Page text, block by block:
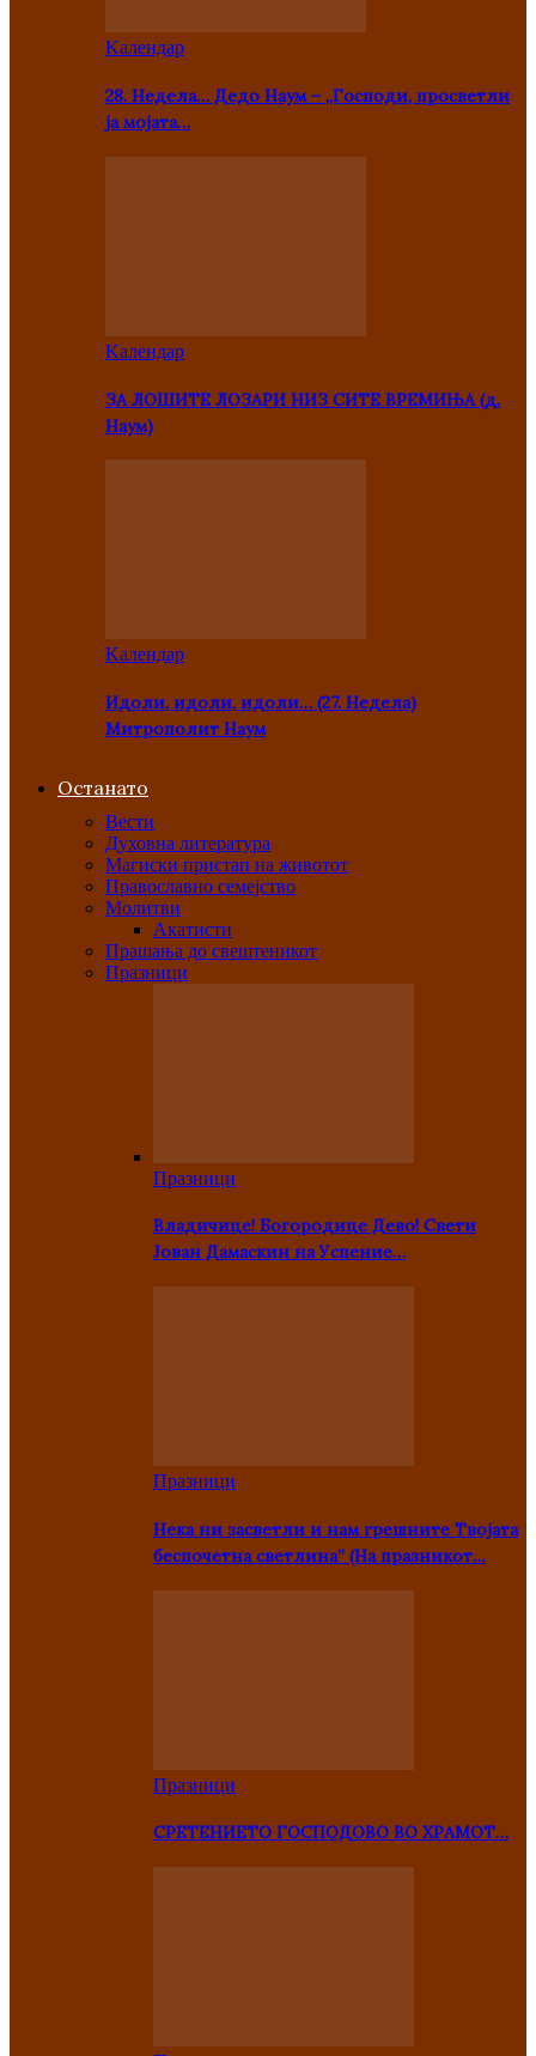
Kалендар
28. Недела… Дедо Наум – „Господи, просветли
ја мојата…
Kалендар
ЗА ЛОШИТЕ ЛОЗАРИ НИЗ СИТЕ ВРЕМИЊА (д.
Наум)
Kалендар
Идоли, идоли, идоли… (27. Недела)
Митрополит Наум
Останато
Вести
Духовна литература
Магиски пристап на животот
Православно семејство
Молитви
Акатисти
Прашања до свештеникот
Празници
Празници
Владичице! Богородице Дево! Свети
Јован Дамаскин на Успение…
Празници
Нека ни засветли и нам грешните Твојата
беспочетна светлина” (На празникот…
Празници
СРЕТЕНИЕТО ГОСПОДОВО ВО ХРАМОТ…